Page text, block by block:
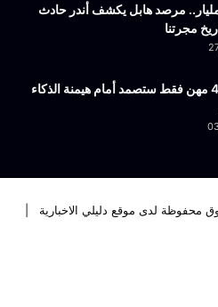
مرصد هابل يكشف أندر حادث
مجرتنا
بيل غيتس: 4 مهن فقط ستصمد أمام هيمنة الذكاء